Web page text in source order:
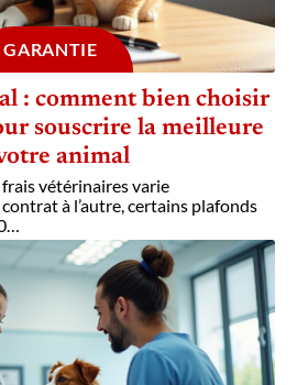
GARANTIE
: comment bien choisir
souscrire la meilleure
animal
vétérinaires varie
à l’autre, certains plafonds